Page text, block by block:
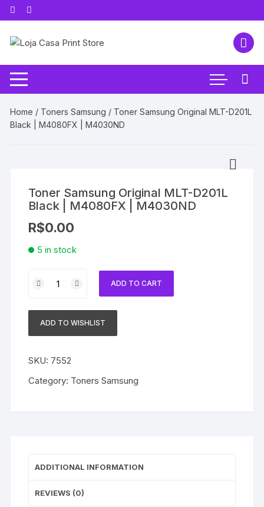
Pular
para
conteúdo
Home / Toners Samsung / Toner Samsung Original MLT-D201L
Black | M4080FX | M4030ND
Toner Samsung Original MLT-D201L
Black | M4080FX | M4030ND
R$0.00
5 in stock
Samsung
MLT-
|
ADD TO CART
ADD TO WISHLIST
SKU: 7552
Category: Toners Samsung
ADDITIONAL INFORMATION
REVIEWS (0)